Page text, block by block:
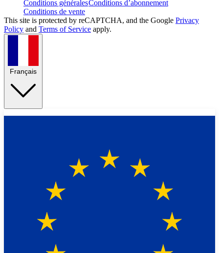
Conditions généralesConditions d’abonnement
Conditions de vente
This site is protected by reCAPTCHA, and the Google Privacy
Policy and Terms of Service apply.
Français